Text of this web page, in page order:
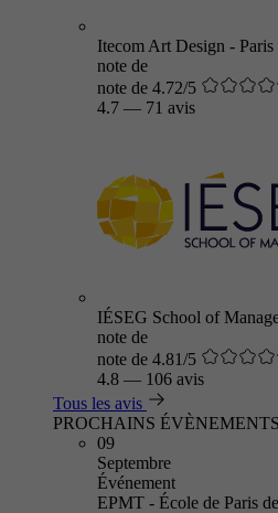
Itecom Art Design - Paris
note de
note de 4.72/5
4.7 — 71 avis
IÉSEG School of
note de
note de 4.81/5
4.8 — 106 avis
Tous les avis
PROCHAINS ÉVÈNEMENTS
09
Septembre
Événement
EPMT - École de Paris